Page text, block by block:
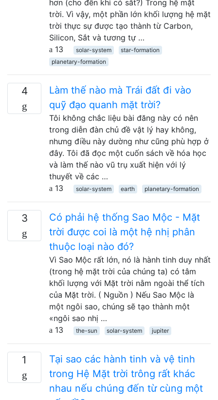
hơn (cho đến khi có sắt?) Trong hệ mặt
trời. Vì vậy, một phần lớn khối lượng hệ mặt
trời thực sự được tạo thành từ Carbon,
Silicon, Sắt và tương tự …
13
solar-system
star-formation
planetary-formation
4
Làm thế nào mà Trái đất đi vào
quỹ đạo quanh mặt trời?
Tôi không chắc liệu bài đăng này có nên
trong diễn đàn chủ đề vật lý hay không,
nhưng điều này dường như cũng phù hợp ở
đây. Tôi đã đọc một cuốn sách về hóa học
và làm thế nào vũ trụ xuất hiện với lý
thuyết về các …
13
solar-system earth planetary-formation
3
Có phải hệ thống Sao Mộc - Mặt
trời được coi là một hệ nhị phân
thuộc loại nào đó?
Vì Sao Mộc rất lớn, nó là hành tinh duy nhất
(trong hệ mặt trời của chúng ta) có tâm
khối lượng với Mặt trời nằm ngoài thể tích
của Mặt trời. ( Nguồn ) Nếu Sao Mộc là
một ngôi sao, chúng sẽ tạo thành một
«ngôi sao nhị …
13
the-sun solar-system jupiter
1
Tại sao các hành tinh và vệ tinh
trong Hệ Mặt trời trông rất khác
nhau nếu chúng đến từ cùng một